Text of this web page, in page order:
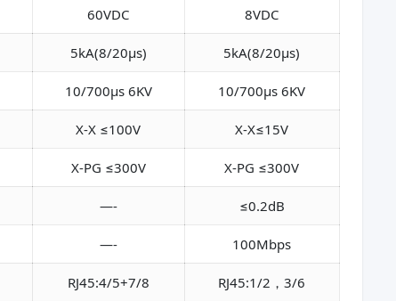
60VDC 8VDC
5kA(8/20μs) 5kA(8/20μs)
10/700µs 6KV 10/700µs 6KV
X-X ≤100V X-X≤15V
X-PG ≤300V X-PG ≤300V
—- ≤0.2dB
—- 100Mbps
RJ45:4/5+7/8 RJ45:1/2，3/6